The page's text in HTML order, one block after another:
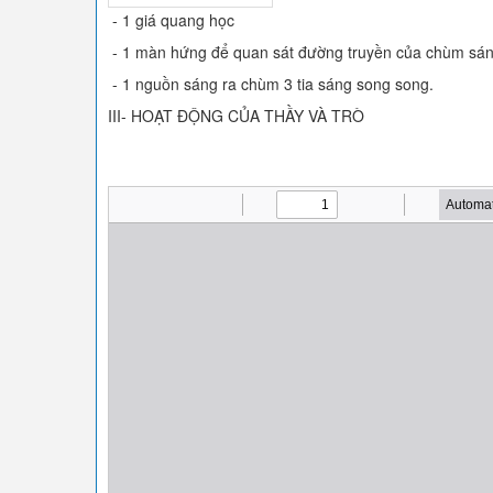
- 1 giá quang học
- 1 màn hứng để quan sát đường truyền của chùm
- 1 nguồn sáng ra chùm 3 tia sáng song song.
III- HOẠT ĐỘNG CỦA THẦY VÀ TRÒ